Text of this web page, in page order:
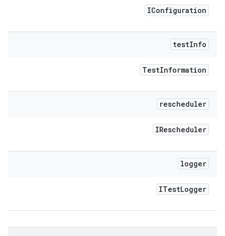
IConfiguration
testInfo
TestInformation
rescheduler
IRescheduler
logger
ITestLogger